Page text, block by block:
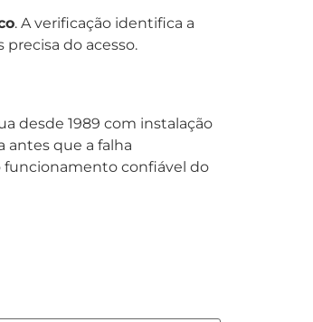
. A verificação identifica a
do acesso.
desde 1989 com instalação
que a falha
funcionamento confiável do